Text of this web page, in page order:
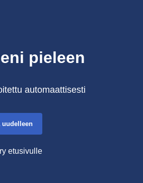
pieleen
automaattisesti
uudelleen
etusivulle